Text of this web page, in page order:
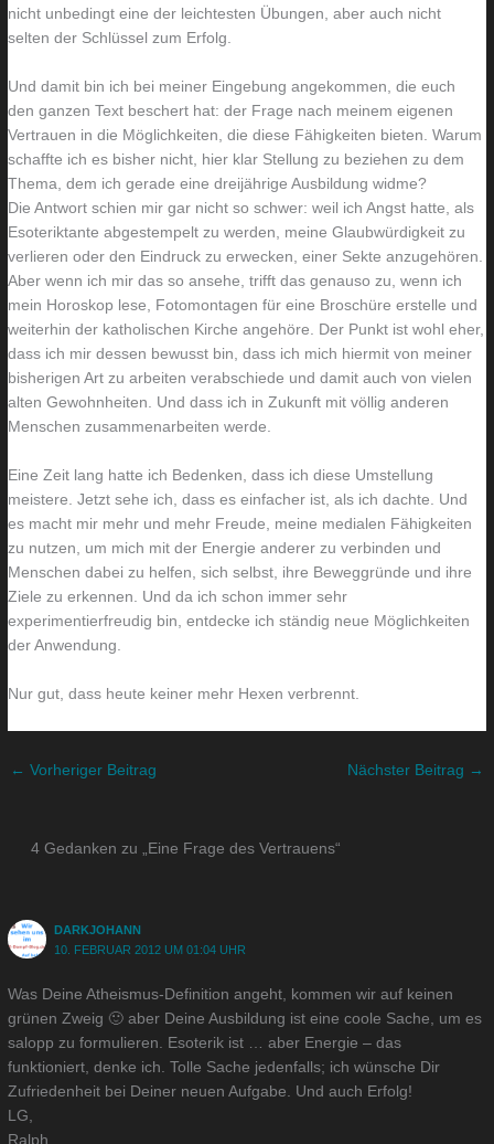
nicht unbedingt eine der leichtesten Übungen, aber auch nicht
selten der Schlüssel zum Erfolg.
Und damit bin ich bei meiner Eingebung angekommen, die euch
den ganzen Text beschert hat: der Frage nach meinem eigenen
Vertrauen in die Möglichkeiten, die diese Fähigkeiten bieten. Warum
schaffte ich es bisher nicht, hier klar Stellung zu beziehen zu dem
Thema, dem ich gerade eine dreijährige Ausbildung widme?
Die Antwort schien mir gar nicht so schwer: weil ich Angst hatte, als
Esoteriktante abgestempelt zu werden, meine Glaubwürdigkeit zu
verlieren oder den Eindruck zu erwecken, einer Sekte anzugehören.
Aber wenn ich mir das so ansehe, trifft das genauso zu, wenn ich
mein Horoskop lese, Fotomontagen für eine Broschüre erstelle und
weiterhin der katholischen Kirche angehöre. Der Punkt ist wohl eher,
dass ich mir dessen bewusst bin, dass ich mich hiermit von meiner
bisherigen Art zu arbeiten verabschiede und damit auch von vielen
alten Gewohnheiten. Und dass ich in Zukunft mit völlig anderen
Menschen zusammenarbeiten werde.
Eine Zeit lang hatte ich Bedenken, dass ich diese Umstellung
meistere. Jetzt sehe ich, dass es einfacher ist, als ich dachte. Und
es macht mir mehr und mehr Freude, meine medialen Fähigkeiten
zu nutzen, um mich mit der Energie anderer zu verbinden und
Menschen dabei zu helfen, sich selbst, ihre Beweggründe und ihre
Ziele zu erkennen. Und da ich schon immer sehr
experimentierfreudig bin, entdecke ich ständig neue Möglichkeiten
der Anwendung.
Nur gut, dass heute keiner mehr Hexen verbrennt.
← Vorheriger Beitrag Nächster Beitrag →
4 Gedanken zu „Eine Frage des Vertrauens“
DARKJOHANN
10. FEBRUAR 2012 UM 01:04 UHR
Was Deine Atheismus-Definition angeht, kommen wir auf keinen
grünen Zweig 🙂 aber Deine Ausbildung ist eine coole Sache, um es
salopp zu formulieren. Esoterik ist … aber Energie – das
funktioniert, denke ich. Tolle Sache jedenfalls; ich wünsche Dir
Zufriedenheit bei Deiner neuen Aufgabe. Und auch Erfolg!
LG,
Ralph